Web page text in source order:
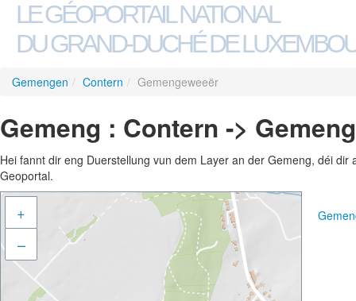
LE GÉOPORTAIL NATIONAL
DU GRAND-DUCHÉ DE
Gemengen / Contern / Gemengeweeër
Gemeng : Contern ->
Hei fannt dir eng Duerstellung vun dem Layer an der Gemeng, déi
Geoportal.
+
–